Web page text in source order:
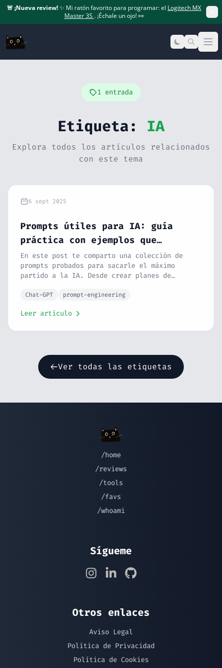
🚨 ¡Nueva review!✨ Mi ratón favorito para programar: el Logitech MX
Master 3S . ¡Échale un ojo! 👀
1 entrada
Etiqueta: IA
Explora todos los artículos relacionados
con este tema
6 sept 2025
Prompts útiles para IA: guía
práctica con ejemplos que
funcionan
En este post te comparto una colección de
prompts probados para sacarle el máximo
partido a la IA. Desde crear planes de
rutinas de alto rendimiento. Además, te
que aprendas a escribir los tuyos propios y
Chat-GPT prompt-engineering
Leer artículo
Ver todas las etiquetas
/home
/reviews
/tools
/favs
/whoami
Sígueme
Otros enlaces
Aviso Legal
Política de Privacidad
Política de Cookies